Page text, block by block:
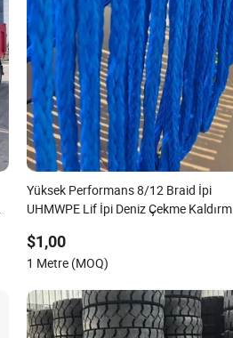
Yüksek Performans 8/12 Braid İpi
UHMWPE Lif İpi Deniz Çekme Kaldırma
$1,00
1 Metre (MOQ)